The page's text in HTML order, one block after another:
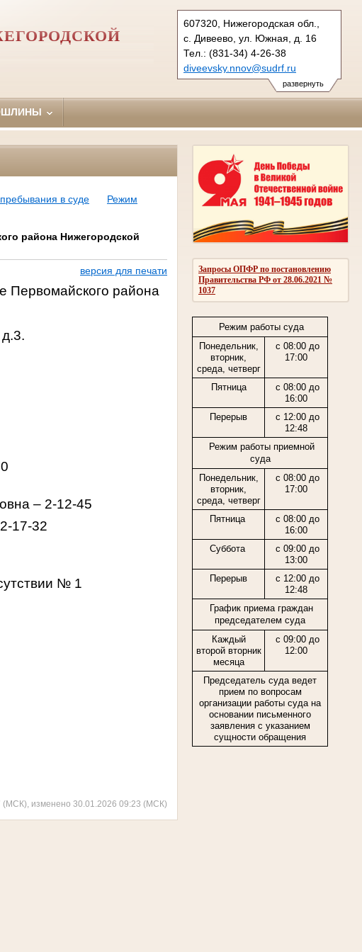
развернуть
607320, Нижегородская обл.,
с. Дивеево, ул. Южная, д. 16
Тел.: (831-34) 4-26-38
diveevsky.nnov@sudrf.ru
Запросы ОПФР по постановлению
Правительства РФ от 28.06.2021 №
1037
Режим работы суда
Понедельник,
вторник,
среда, четверг
с 08:00 до
17:00
Пятница
с 08:00 до
16:00
Перерыв
с 12:00 до
12:48
Режим работы приемной
суда
Понедельник,
вторник,
среда, четверг
с 08:00 до
17:00
Пятница
с 08:00 до
16:00
Суббота
с 09:00 до
13:00
Перерыв
с 12:00 до
12:48
График приема граждан
председателем суда
Каждый
второй вторник
месяца
с 09:00 до
12:00
Председатель суда ведет
прием по вопросам
организации работы суда на
основании письменного
заявления с указанием
сущности обращения
в суде
Режим
района Нижегородской
версия для печати
Первомайского района
– 2-12-45
17-32
№ 1
(МСК), изменено 30.01.2026 09:23 (МСК)